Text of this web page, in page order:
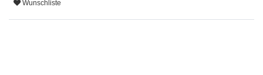
Wunschliste